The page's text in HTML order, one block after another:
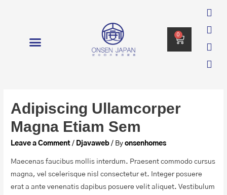
0
Adipiscing Ullamcorper
Magna Etiam Sem
Leave a Comment / Djavaweb / Byonsenhomes
Maecenas faucibus mollis interdum. Praesent commodo cursus
magna, vel scelerisque nisl consectetur et. Integer posuere
erat a ante venenatis dapibus posuere velit aliquet. Vestibulum